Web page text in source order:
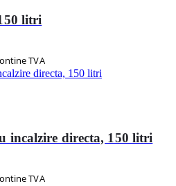
litri
TVA
incalzire directa, 150 litri
TVA